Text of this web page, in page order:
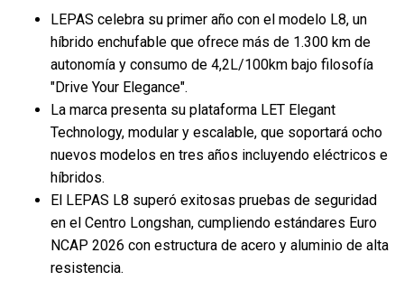
LEPAS celebra su primer año con el modelo L8, un
híbrido enchufable que ofrece más de 1.300 km de
autonomía y consumo de 4,2L/100km bajo filosofía
"Drive Your Elegance".
La marca presenta su plataforma LET Elegant
Technology, modular y escalable, que soportará ocho
nuevos modelos en tres años incluyendo eléctricos e
híbridos.
El LEPAS L8 superó exitosas pruebas de seguridad
en el Centro Longshan, cumpliendo estándares Euro
NCAP 2026 con estructura de acero y aluminio de alta
resistencia.